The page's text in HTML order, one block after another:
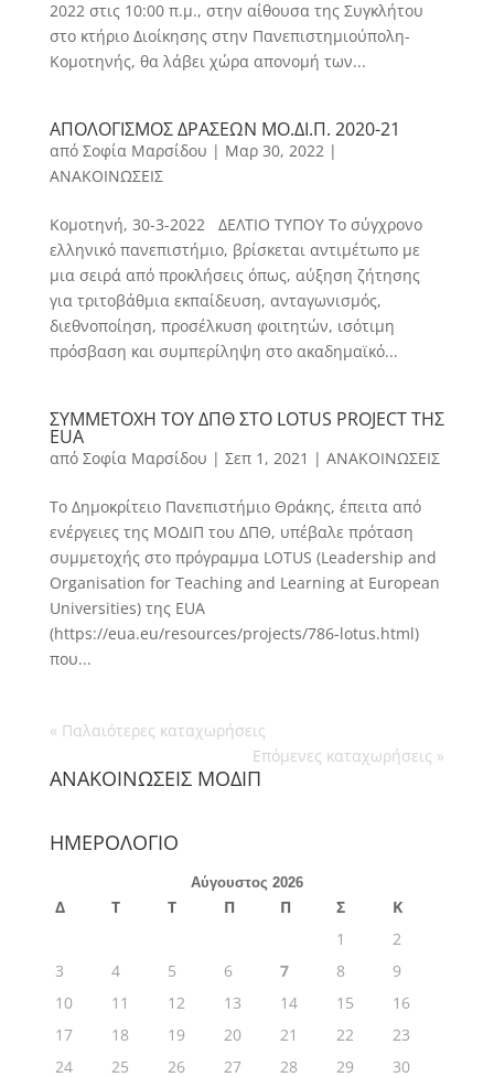
2022 στις 10:00 π.μ., στην αίθουσα της Συγκλήτου
στο κτήριο Διοίκησης στην Πανεπιστημιούπολη-
Κομοτηνής, θα λάβει χώρα απονομή των...
ΑΠΟΛΟΓΙΣΜΟΣ ΔΡΑΣΕΩΝ ΜΟ.ΔΙ.Π. 2020-21
από Σοφία Μαρσίδου | Μαρ 30, 2022|
ΑΝΑΚΟΙΝΩΣΕΙΣ
Κομοτηνή, 30-3-2022 ΔΕΛΤΙΟ ΤΥΠΟΥ Το σύγχρονο
ελληνικό πανεπιστήμιο, βρίσκεται αντιμέτωπο με
μια σειρά από προκλήσεις όπως, αύξηση ζήτησης
για τριτοβάθμια εκπαίδευση, ανταγωνισμός,
διεθνοποίηση, προσέλκυση φοιτητών, ισότιμη
πρόσβαση και συμπερίληψη στο ακαδημαϊκό...
ΣYMMETOXH TOY ΔΠΘ ΣΤΟ LOTUS PROJECT ΤΗΣ
EUA
από Σοφία Μαρσίδου | Σεπ 1, 2021 | ΑΝΑΚΟΙΝΩΣΕΙΣ
Το Δημοκρίτειο Πανεπιστήμιο Θράκης, έπειτα από
ενέργειες της ΜΟΔΙΠ του ΔΠΘ, υπέβαλε πρόταση
συμμετοχής στο πρόγραμμα LOTUS (Leadership and
Organisation for Teaching and Learning at European
Universities) της EUA
(https://eua.eu/resources/projects/786-lotus.html)
που...
« Παλαιότερες καταχωρήσεις
Επόμενες καταχωρήσεις »
ΑΝΑΚΟΙΝΩΣΕΙΣ ΜΟΔΙΠ
ΗΜΕΡΟΛΟΓΙΟ
Αύγουστος 2026
Δ Τ Τ Π Π Σ
Κ
1
2
3
4 5 6 7 8
9
10
11 12 13 14 15
16
17
18 19 20 21 22
23
24
25 26 27 28 29 30